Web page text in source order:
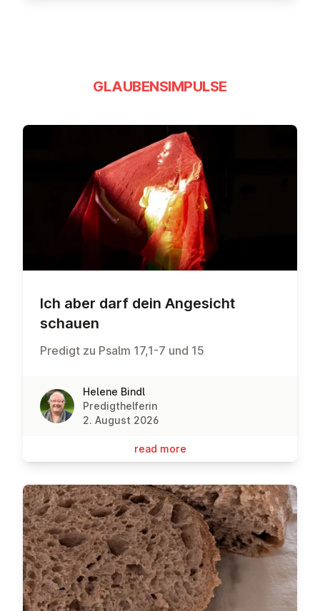
GLAUBENSIMPULSE
Ich aber darf dein Angesicht
schauen
Predigt zu Psalm 17,1-7 und 15
Helene Bindl
Predigthelferin
2. August 2026
read more